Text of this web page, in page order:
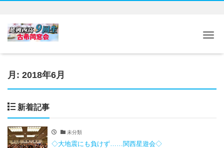
月: 2018年6月
新着記事
未分類
◇大地震にも負けず……関西星遊会◇